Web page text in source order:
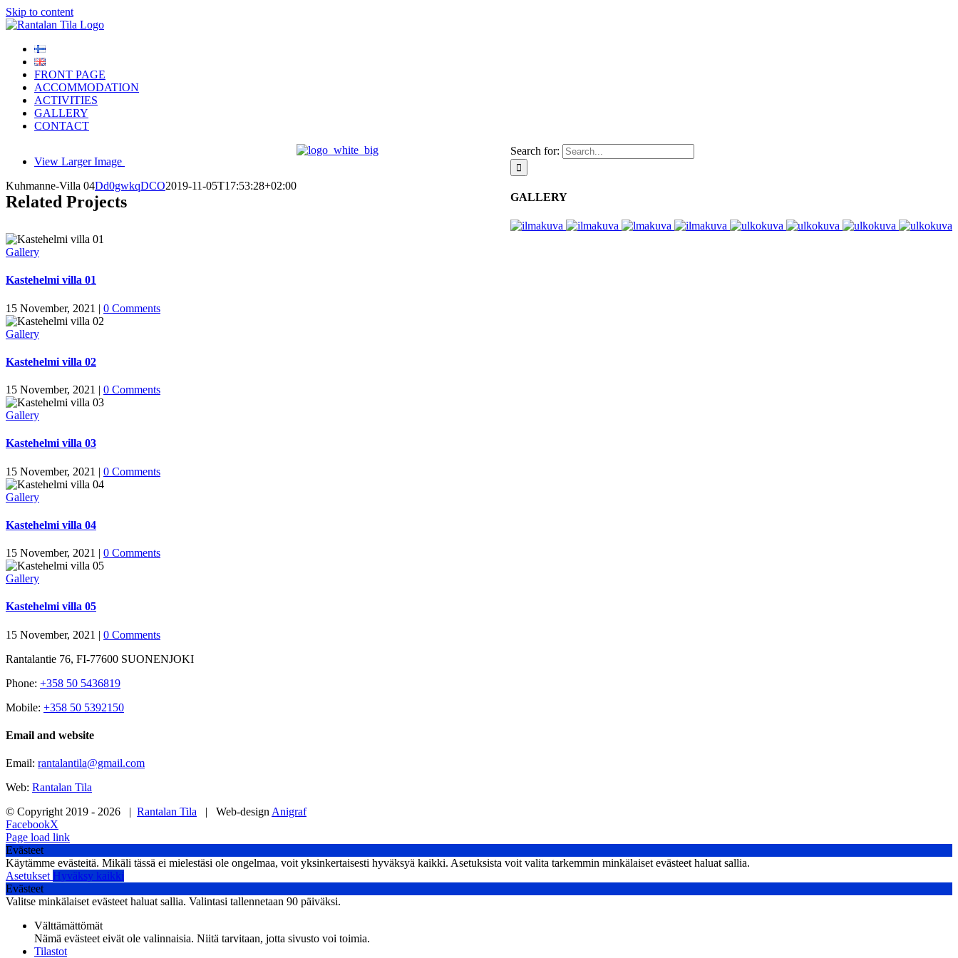
Skip to content
FRONT PAGE
ACCOMMODATION
ACTIVITIES
GALLERY
CONTACT
View Larger Image
Kuhmanne-Villa 04Dd0gwkqDCO2019-11-05T17:53:28+02:00
Related Projects
Gallery
Kastehelmi villa 01
15 November, 2021 | 0 Comments
Gallery
Kastehelmi villa 02
15 November, 2021 | 0 Comments
Gallery
Kastehelmi villa 03
15 November, 2021 | 0 Comments
Gallery
Kastehelmi villa 04
15 November, 2021 | 0 Comments
Gallery
Kastehelmi villa 05
15 November, 2021 | 0 Comments
Search for:
GALLERY
Rantalantie 76, FI-77600 SUONENJOKI
Phone: +358 50 5436819
Mobile: +358 50 5392150
Email and website
Email: rantalantila@gmail.com
Web: Rantalan Tila
© Copyright 2019 - 2026 | Rantalan Tila | Web-design Anigraf
FacebookX
Page load link
Evästeet
Käytämme evästeitä. Mikäli tässä ei mielestäsi ole ongelmaa, voit yksinkertaisesti hyväksyä kaikki. Asetuksista voit valita tarkemmin minkälaiset evästeet haluat sallia.
Asetukset Hyväksy kaikki
Evästeet
Valitse minkälaiset evästeet haluat sallia. Valintasi tallennetaan 90 päiväksi.
Välttämättömät
Nämä evästeet eivät ole valinnaisia. Niitä tarvitaan, jotta sivusto voi toimia.
Tilastot